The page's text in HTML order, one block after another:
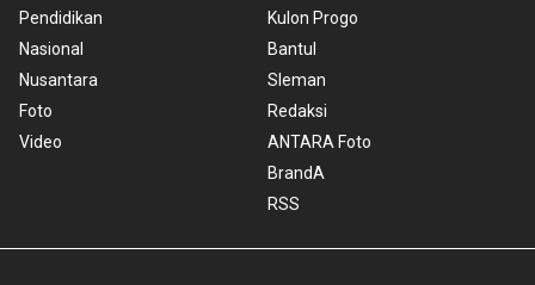
Pendidikan
Nasional
Nusantara
Foto
Video
Kulon Progo
Bantul
Sleman
Redaksi
ANTARA Foto
BrandA
RSS